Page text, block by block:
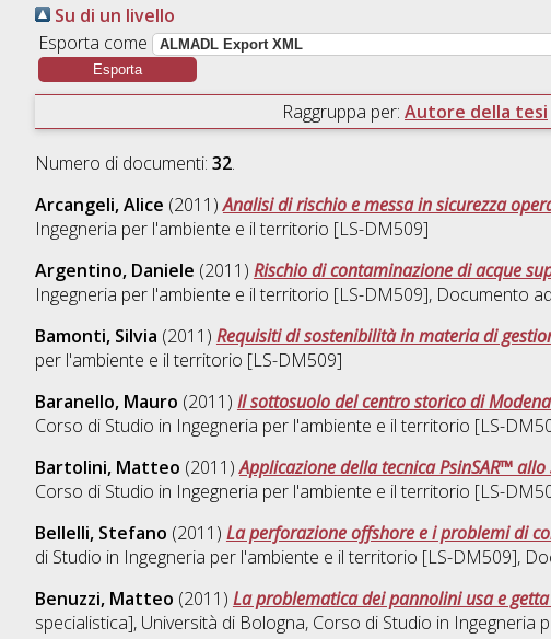
Su di un livello
Esporta come
Raggruppa per: Autore della tesi
Numero di documenti: 32.
Arcangeli, Alice (2011)Analisi di rischio e messa in sicurezza
Ingegneria per l'ambiente e il territorio [LS-DM509]
Argentino, Daniele (2011) Rischio di contaminazione di acque
Ingegneria per l'ambiente e il territorio [LS-DM509], Documento
Bamonti, Silvia (2011) Requisiti di sostenibilità in materia di
per l'ambiente e il territorio [LS-DM509]
Baranello, Mauro (2011) Il sottosuolo del centro storico di
Corso di Studio in Ingegneria per l'ambiente e il territorio [LS-
Bartolini, Matteo (2011)Applicazione della tecnica PsinSAR™
Corso di Studio in Ingegneria per l'ambiente e il territorio [LS-
Bellelli, Stefano (2011) La perforazione offshore e i problemi di
di Studio in Ingegneria per l'ambiente e il territorio [LS-DM509],
Benuzzi, Matteo (2011) La problematica dei pannolini usa e
specialistica], Università di Bologna, Corso di Studio in Ingegneria